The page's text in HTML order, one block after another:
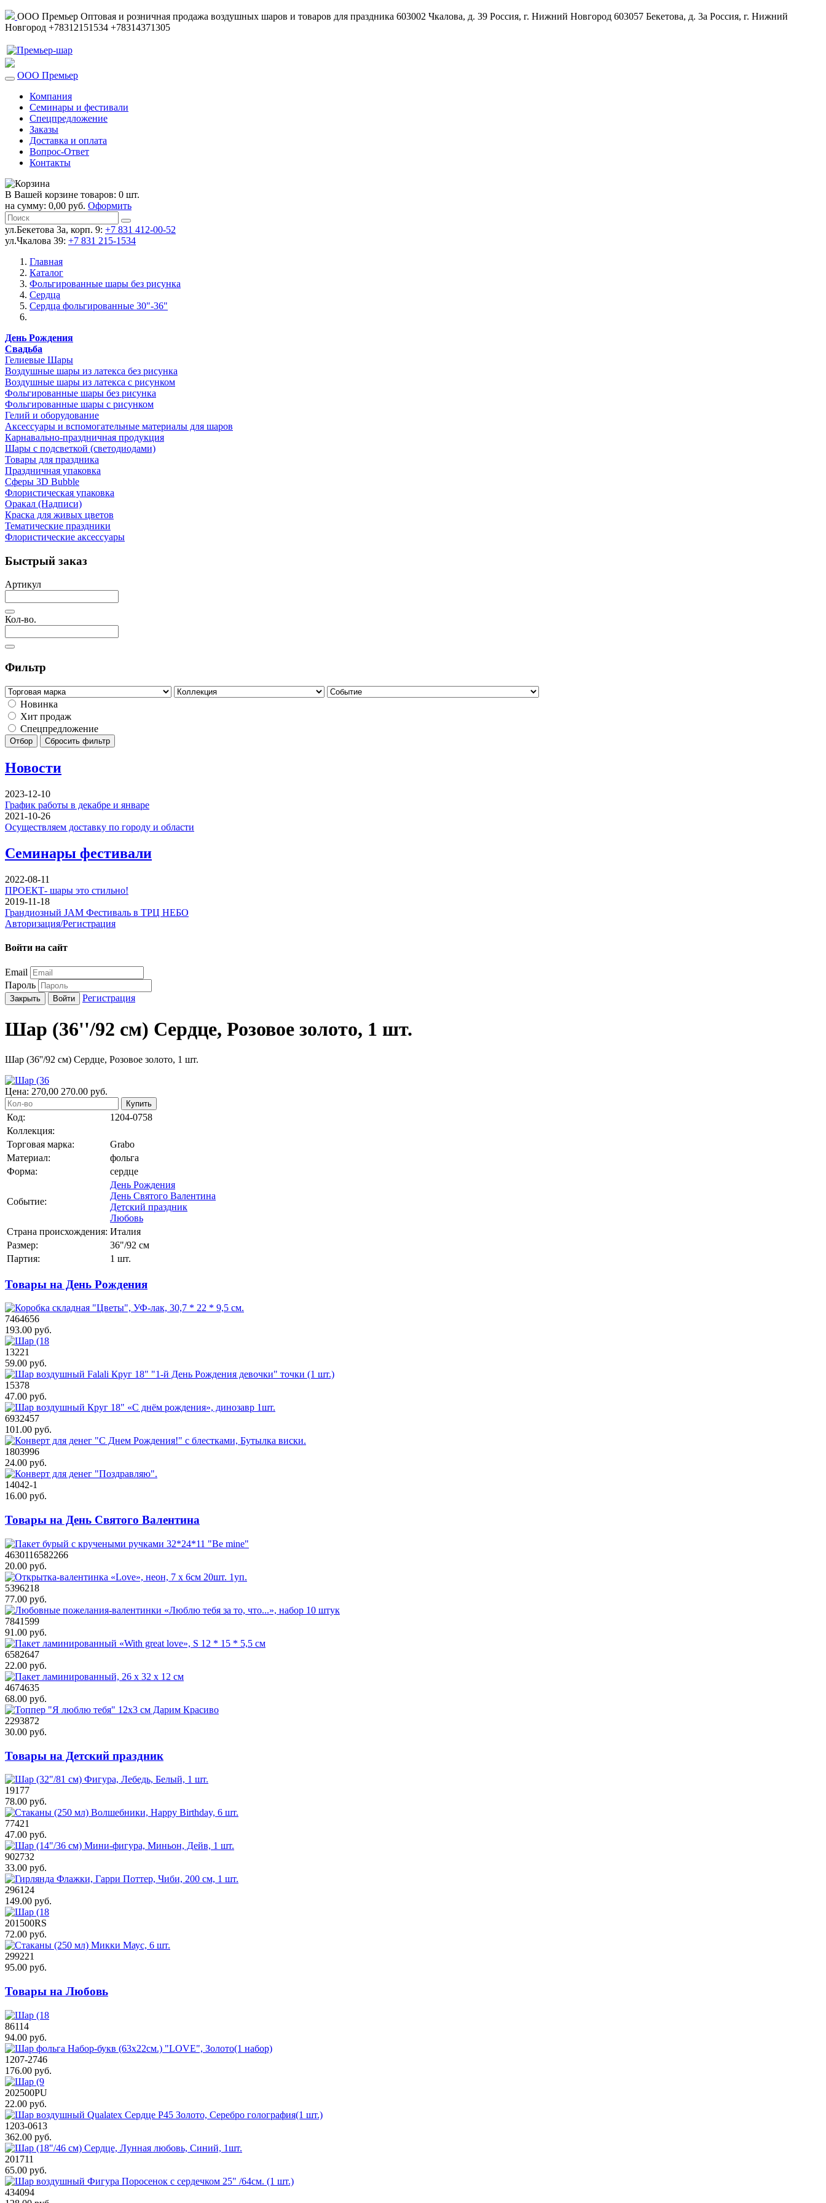
ООО Премьер Оптовая и розничная продажа воздушных шаров и товаров для праздника 603002 Чкалова, д. 39 Россия, г. Нижний Новгород 603057 Бекетова, д. 3а Россия, г. Нижний
Новгород +78312151534 +78314371305
ООО Премьер
Компания
Семинары и фестивали
Спецпредложение
Заказы
Доставка и оплата
Вопрос-Ответ
Контакты
В Вашей корзине товаров: 0 шт.
на сумму: 0,00 руб. Оформить
ул.Бекетова 3а, корп. 9: +7 831 412-00-52
ул.Чкалова 39: +7 831 215-1534
Главная
Каталог
Фольгированные шары без рисунка
Сердца
Сердца фольгированные 30"-36"
День Рождения
Свадьба
Гелиевые Шары
Воздушные шары из латекса без рисунка
Воздушные шары из латекса с рисунком
Фольгированные шары без рисунка
Фольгированные шары с рисунком
Гелий и оборудование
Аксессуары и вспомогательные материалы для шаров
Карнавально-праздничная продукция
Шары с подсветкой (светодиодами)
Товары для праздника
Праздничная упаковка
Сферы 3D Bubble
Флористическая упаковка
Оракал (Надписи)
Краска для живых цветов
Тематические праздники
Флористические аксессуары
Быстрый заказ
Артикул
Кол-во.
Фильтр
Новинка
Хит продаж
Спецпредложение
Отбор Сбросить фильтр
Новости
2023-12-10
График работы в декабре и январе
2021-10-26
Осуществляем доставку по городу и области
Семинары фестивали
2022-08-11
ПРОЕКТ- шары это стильно!
2019-11-18
Грандиозный JAM Фестиваль в ТРЦ НЕБО
Авторизация/Регистрация
Войти на сайт
Email
Пароль
Закрыть Войти Регистрация
Шар (36''/92 см) Сердце, Розовое золото, 1 шт.
Шар (36''/92 см) Сердце, Розовое золото, 1 шт.
Цена: 270,00 270.00 руб.
Купить
Код:
1204-0758
Коллекция:
Торговая марка:
Grabo
Материал:
фольга
Форма:
сердце
Событие:
День Рождения
День Святого Валентина
Детский праздник
Любовь
Страна происхождения: Италия
Размер:
36"/92 см
Партия:
1 шт.
Товары на День Рождения
7464656
193.00 руб.
13221
59.00 руб.
15378
47.00 руб.
6932457
101.00 руб.
1803996
24.00 руб.
14042-1
16.00 руб.
Товары на День Святого Валентина
4630116582266
20.00 руб.
5396218
77.00 руб.
7841599
91.00 руб.
6582647
22.00 руб.
4674635
68.00 руб.
2293872
30.00 руб.
Товары на Детский праздник
19177
78.00 руб.
77421
47.00 руб.
902732
33.00 руб.
296124
149.00 руб.
201500RS
72.00 руб.
299221
95.00 руб.
Товары на Любовь
86114
94.00 руб.
1207-2746
176.00 руб.
202500PU
22.00 руб.
1203-0613
362.00 руб.
201711
65.00 руб.
434094